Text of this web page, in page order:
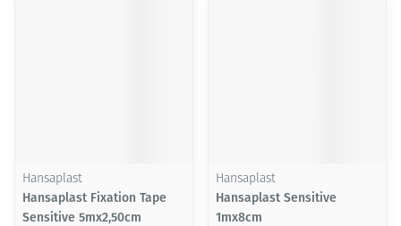
Hansaplast
Hansaplast Fixation Tape
Sensitive 5mx2,50cm
Hansaplast
Hansaplast Sensitive
1mx8cm